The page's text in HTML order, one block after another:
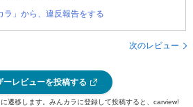
ラ」から、違反報告をする
次のレビュー
ーレビューを投稿する
遷移します。みんカラに登録して投稿すると、carview!